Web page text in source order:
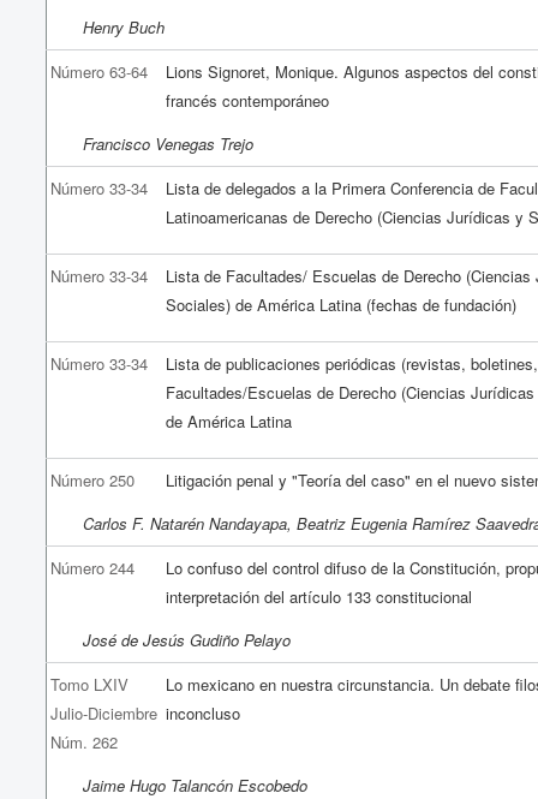
Henry Buch
Número 63-64
Lions Signoret, Monique. Algunos aspectos del
francés contemporáneo
Francisco Venegas Trejo
Número 33-34
Lista de delegados a la Primera Conferencia de
Latinoamericanas de Derecho (Ciencias Jurídicas y
Número 33-34
Lista de Facultades/ Escuelas de Derecho
Sociales) de América Latina (fechas de fundación)
Número 33-34
Lista de publicaciones periódicas (revistas,
Facultades/Escuelas de Derecho (Ciencias
de América Latina
Número 250
Litigación penal y "Teoría del caso" en el nuevo
Carlos F. Natarén Nandayapa, Beatriz Eugenia Ramírez
Número 244
Lo confuso del control difuso de la Constitución,
interpretación del artículo 133 constitucional
José de Jesús Gudiño Pelayo
Tomo LXIV
Julio-Diciembre
Núm. 262
Lo mexicano en nuestra circunstancia. Un debate
inconcluso
Jaime Hugo Talancón Escobedo